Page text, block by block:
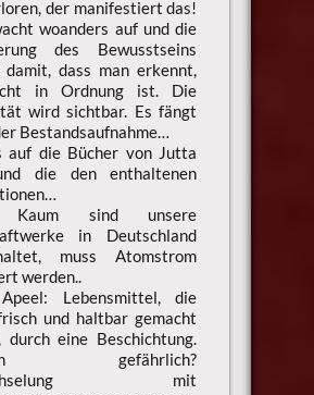
der manifestiert das!
woanders auf und die
des Bewusstseins
damit, dass man erkennt,
in Ordnung ist. Die
wird sichtbar. Es fängt
Bestandsaufnahme…
auf die Bücher von Jutta
die den enthaltenen
Kaum sind unsere
in Deutschland
muss Atomstrom
werden..
Lebensmittel, die
und haltbar gemacht
durch eine Beschichtung.
gefährlich?
mit